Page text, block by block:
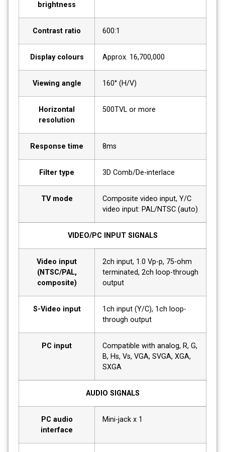
brightness
Contrast ratio 600:1
Display colours Approx. 16,700,000
Viewing angle 160° (H/V)
Horizontal
resolution
500TVL or more
Response time 8ms
Filter type 3D Comb/De-interlace
TV mode
Composite video input, Y/C
video input: PAL/NTSC (auto)
VIDEO/PC INPUT SIGNALS
Video input
(NTSC/PAL,
composite)
2ch input, 1.0 Vp-p, 75-ohm
terminated, 2ch loop-through
output
S-Video input
1ch input (Y/C), 1ch loop-
through output
PC input
Compatible with analog, R, G,
B, Hs, Vs, VGA, SVGA, XGA,
SXGA
AUDIO SIGNALS
PC audio
interface
Mini-jack x 1